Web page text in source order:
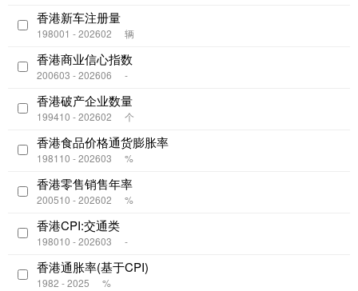
香港新车注册量
198001 - 202602 辆
香港商业信心指数
200603 - 202606 -
香港破产企业数量
199410 - 202602 个
香港食品价格通货膨胀率
198110 - 202603 %
香港零售销售年率
200510 - 202602 %
香港CPI:交通类
198010 - 202603 -
香港通胀率(基于CPI)
1982 - 2025 %